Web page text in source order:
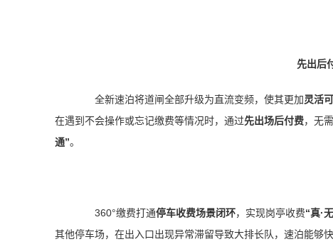
先出后
全新速泊将道闸全部升级为直流变频，使其更加灵活
在遇到不会操作或忘记缴费等情况时，通过先出场后付费，无
通”。
360°缴费打通停车收费场景闭环，实现岗亭收费“真·
其他停车场，在出入口出现异常滞留导致大排长队，速泊能够